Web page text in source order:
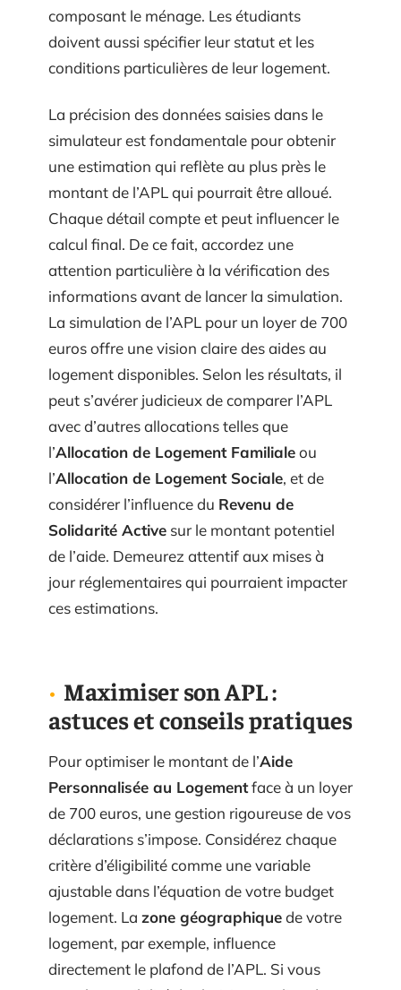
composant le ménage. Les étudiants
doivent aussi spécifier leur statut et les
conditions particulières de leur logement.
La précision des données saisies dans le
simulateur est fondamentale pour obtenir
une estimation qui reflète au plus près le
montant de l’APL qui pourrait être alloué.
Chaque détail compte et peut influencer le
calcul final. De ce fait, accordez une
attention particulière à la vérification des
informations avant de lancer la simulation.
La simulation de l’APL pour un loyer de 700
euros offre une vision claire des aides au
logement disponibles. Selon les résultats, il
peut s’avérer judicieux de comparer l’APL
avec d’autres allocations telles que
l’Allocation de Logement Familialeou
l’Allocation de Logement Sociale, et de
considérer l’influence du Revenu de
Solidarité Active sur le montant potentiel
de l’aide. Demeurez attentif aux mises à
jour réglementaires qui pourraient impacter
ces estimations.
Maximiser son APL :
astuces et conseils pratiques
Pour optimiser le montant de l’Aide
Personnalisée au Logementface à un loyer
de 700 euros, une gestion rigoureuse de vos
déclarations s’impose. Considérez chaque
critère d’éligibilité comme une variable
ajustable dans l’équation de votre budget
logement. La zone géographiquede votre
logement, par exemple, influence
directement le plafond de l’APL. Si vous